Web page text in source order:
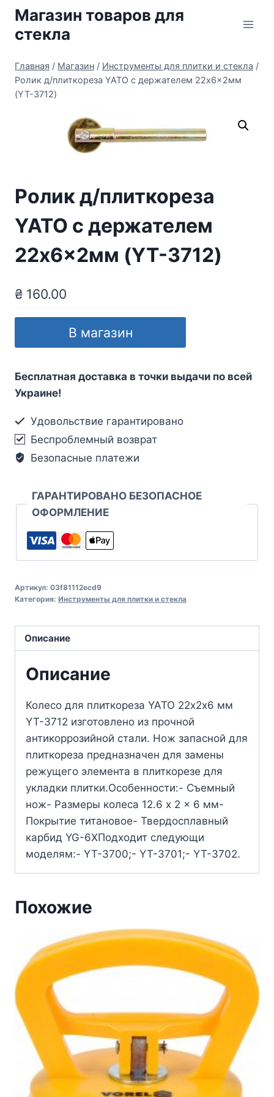
Перейти
содержимому
Магазин товаров для
стекла
Главная / Магазин / Инструменты для плитки и стекла /
Ролик д/плиткореза YATO с держателем 22x6x2мм
(YT-3712)
Ролик д/плиткореза
YATO с держателем
22x6x2мм (YT-3712)
₴ 160.00
В магазин
Бесплатная доставка в точки выдачи по всей
Украине!
Удовольствие гарантировано
Беспроблемный возврат
Безопасные платежи
ГАРАНТИРОВАНО БЕЗОПАСНОЕ
ОФОРМЛЕНИЕ
Артикул: 03f81112ecd9
Категория: Инструменты для плитки и стекла
Описание
Описание
Колесо для плиткореза YATO 22х2х6 мм
YT-3712 изготовлено из прочной
антикоррозийной стали. Нож запасной для
плиткореза предназначен для замены
режущего элемента в плиткорезе для
укладки плитки.Особенности:- Съемный
нож- Размеры колеса 12.6 x 2 x 6 мм-
Покрытие титановое- Твердосплавный
карбид YG-6XПодходит следующи
моделям:- YT-3700;- YT-3701;- YT-3702.
Похожие